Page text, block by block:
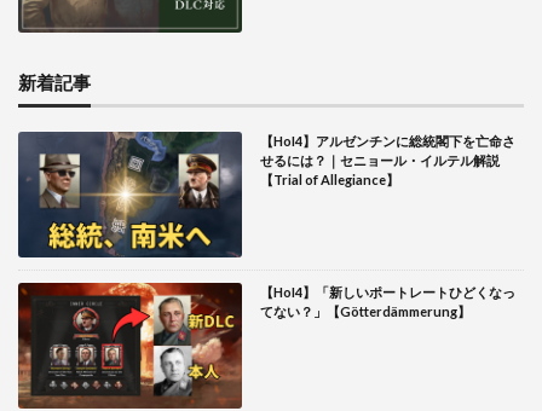
新着記事
【HoI4】アルゼンチンに総統閣下を亡命さ
せるには？｜セニョール・イルテル解説
【Trial of Allegiance】
【HoI4】「新しいポートレートひどくなっ
てない？」【Götterdämmerung】